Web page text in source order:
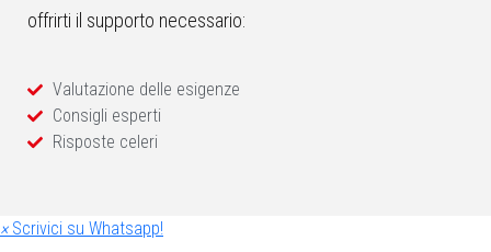
offrirti il supporto necessario:
Valutazione delle esigenze
Consigli esperti
Risposte celeri
× Scrivici su Whatsapp!